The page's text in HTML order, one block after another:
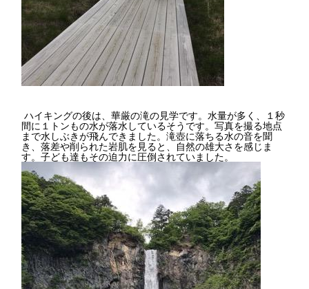
ハイキングの後は、華厳の滝の見学です。水量が多く、１秒
間に１トンもの水が落水しているそうです。写真を撮る地点
まで水しぶきが飛んできました。滝壺に落ちる水の音を聞
き、落差や削られた岩肌を見ると、自然の雄大さを感じま
す。子ども達もその迫力に圧倒されていました。